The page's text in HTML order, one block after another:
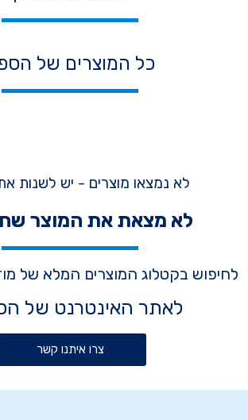
כל המוצרים של
לא נמצאו מוצרים - יש לשנות
לא מצאת את המוצר
לחיפוש בקטלוג המוצרים המלא של
לאתר האינטרנט של
צרו איתנו קשר